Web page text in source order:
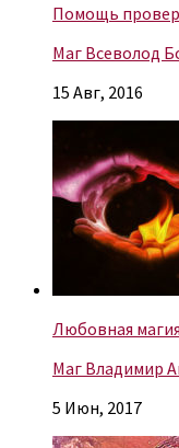
Помощь
Маг Всеволод
15 Авг, 2016
Любовная магия
Маг Владимир
5 Июн, 2017